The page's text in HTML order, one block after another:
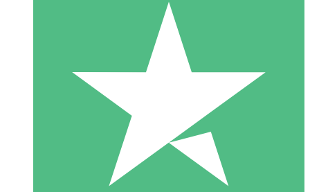
Pacchetti di Crediti Individuali
Paga a consumo con crediti di download. Nessun impegno
1 Download
10